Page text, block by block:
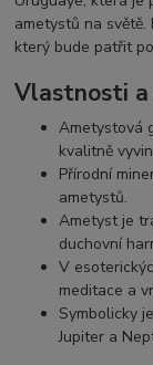
ametystů na
který bude patřit
Vlastnosti a
Ametystová
kvalitně
Přírodní
ametystů.
Ametyst je
duchovní
V
meditace a
Symbolicky
Jupiter a